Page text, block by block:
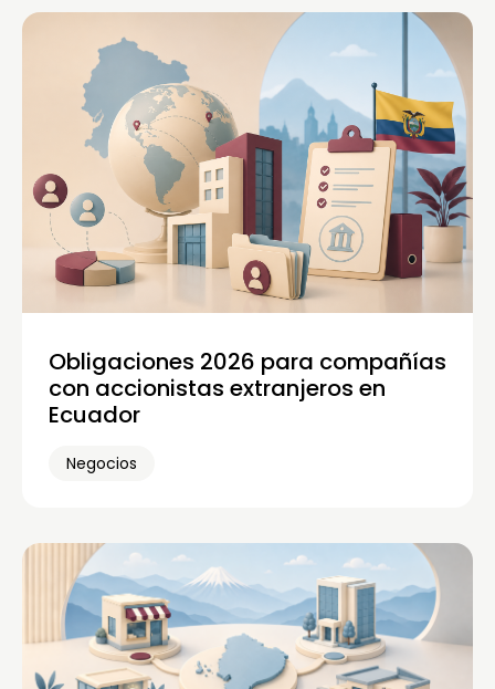
Obligaciones 2026 para compañías
con accionistas extranjeros en
Ecuador
Negocios